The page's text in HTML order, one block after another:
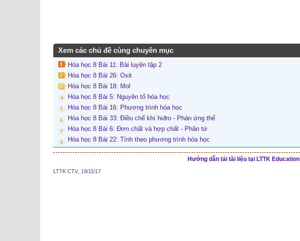
Xem các chủ đề cùng chuyên mục
Hóa học 8 Bài 11: Bài luyện tập 2
Hóa học 8 Bài 26: Oxit
Hóa học 8 Bài 18: Mol
Hóa học 8 Bài 5: Nguyên tố hóa học
Hóa học 8 Bài 16: Phương trình hóa học
Hóa học 8 Bài 33: Điều chế khí hiđro - Phản ứng thế
Hóa học 8 Bài 6: Đơn chất và hợp chất - Phân tử
Hóa học 8 Bài 22: Tính theo phương trình hóa học
Hướng dẫn tải tài liệu tại LTTK Education
LTTK CTV 19/11/17